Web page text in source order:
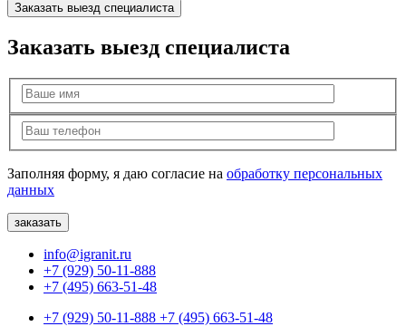
Заказать выезд специалиста
Заказать выезд специалиста
Заполняя форму, я даю согласие на обработку персональных
данных
info@igranit.ru
+7 (929) 50-11-888
+7 (495) 663-51-48
+7 (929) 50-11-888 +7 (495) 663-51-48